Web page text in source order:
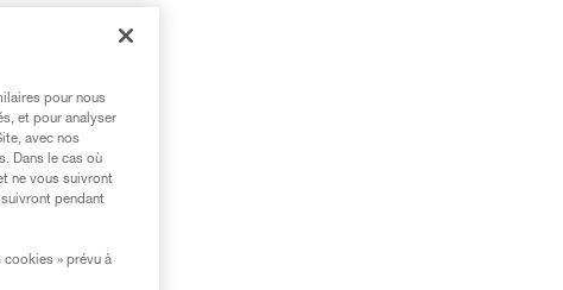
pour nous
et pour analyser
avec nos
Dans le cas où
ne vous suivront
pendant
cookies » prévu à